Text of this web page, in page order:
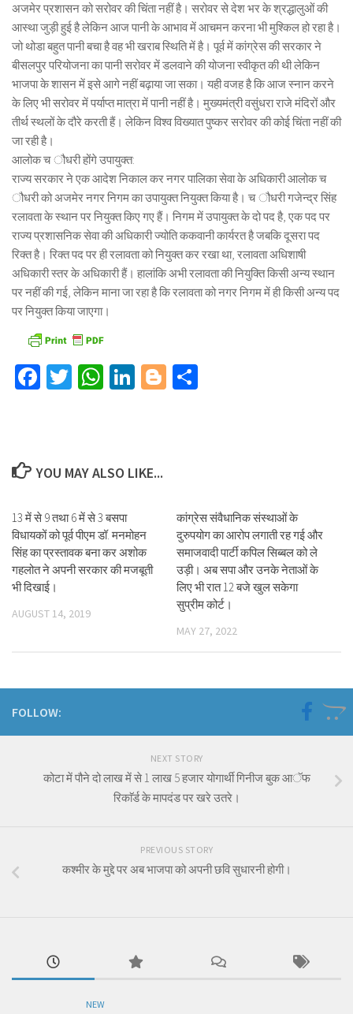
अजमेर प्रशासन को सरोवर की चिंता नहीं है। सरोवर से देश भर के श्रद्धालुओं की
आस्था जुड़ी हुई है लेकिन आज पानी के आभाव में आचमन करना भी मुश्किल हो रहा है।
जो थोडा बहुत पानी बचा है वह भी खराब स्थिति में है। पूर्व में कांग्रेस की सरकार ने
बीसलपुर परियोजना का पानी सरोवर में डलवाने की योजना स्वीकृत की थी लेकिन
भाजपा के शासन में इसे आगे नहीं बढ़ाया जा सका। यही वजह है कि आज स्नान करने
के लिए भी सरोवर में पर्याप्त मात्रा में पानी नहीं है। मुख्यमंत्री वसुंधरा राजे मंदिरों और
तीर्थ स्थलों के दौरे करती हैं। लेकिन विश्व विख्यात पुष्कर सरोवर की कोई चिंता नहीं की
जा रही है।
आलोक च ौधरी होंगे उपायुक्त:
राज्य सरकार ने एक आदेश निकाल कर नगर पालिका सेवा के अधिकारी आलोक च
ौधरी को अजमेर नगर निगम का उपायुक्त नियुक्त किया है। च ौधरी गजेन्द्र सिंह
रलावता के स्थान पर नियुक्त किए गए हैं। निगम में उपायुक्त के दो पद है, एक पद पर
राज्य प्रशासनिक सेवा की अधिकारी ज्योति ककवानी कार्यरत है जबकि दूसरा पद
रिक्त है। रिक्त पद पर ही रलावता को नियुक्त कर रखा था, रलावता अधिशाषी
अधिकारी स्तर के अधिकारी हैं। हालांकि अभी रलावता की नियुक्ति किसी अन्य स्थान
पर नहीं की गई, लेकिन माना जा रहा है कि रलावता को नगर निगम में ही किसी अन्य पद
पर नियुक्त किया जाएगा।
Facebook
TwitterWhatsApp
LinkedIn
Blogger
YOU MAY ALSO LIKE...
13 में से 9 तथा 6 में से 3 बसपा
विधायकों को पूर्व पीएम डॉ. मनमोहन
सिंह का प्रस्तावक बना कर अशोक
गहलोत ने अपनी सरकार की मजबूती
भी दिखाई।
AUGUST 14, 2019
कांग्रेस संवैधानिक संस्थाओं के
दुरुपयोग का आरोप लगाती रह गई और
समाजवादी पार्टी कपिल सिब्बल को ले
उड़ी। अब सपा और उनके नेताओं के
लिए भी रात 12 बजे खुल सकेगा
सुप्रीम कोर्ट।
MAY 27, 2022
FOLLOW:
NEXT STORY
कोटा में पौने दो लाख में से 1 लाख 5 हजार योगार्थी गिनीज बुक आॅफ
रिकाॅर्ड के मापदंड पर खरे उतरे।
PREVIOUS STORY
कश्मीर के मुद्दे पर अब भाजपा को अपनी छवि सुधारनी होगी।
NEW